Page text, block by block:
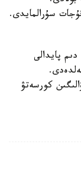
سۇرالمايدى.
پايدالى
كورسەتۋ